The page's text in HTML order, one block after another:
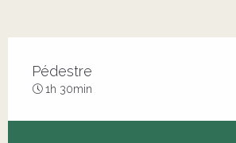
Pédestre
1h 30min